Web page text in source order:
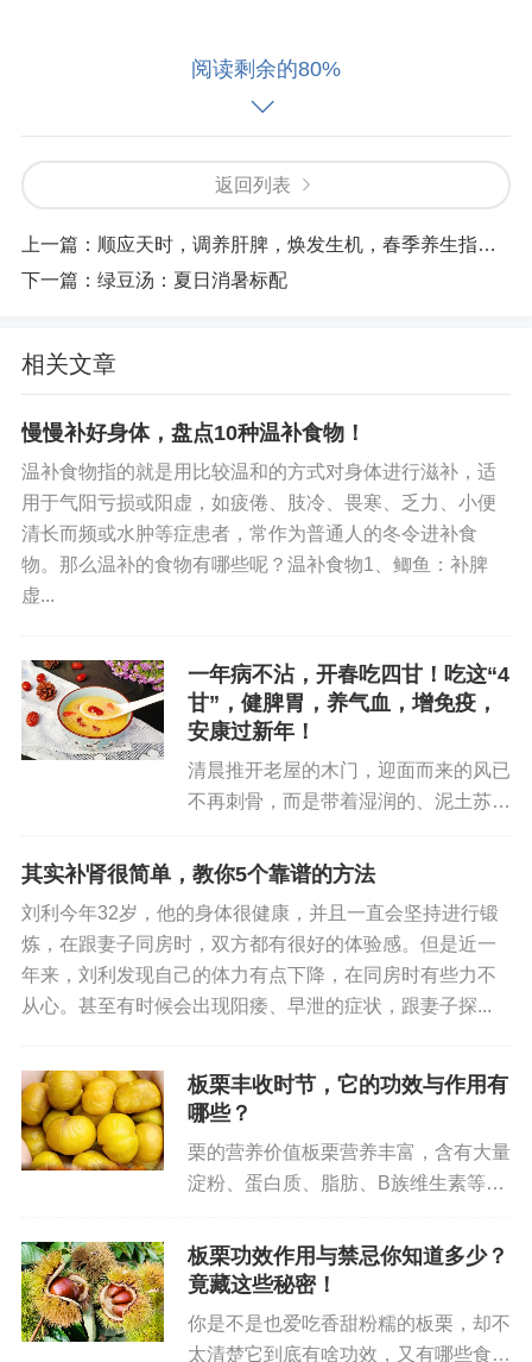
春季养生的核心在于顺应阳气生发。除早睡早起、
多到户外活动外，还可通过以下方法促进阳气生
发。
晨起后，可进行简单的拉伸运动，如双手向上伸
直，踮起脚尖，缓慢伸展身体，重复数次，帮助阳
图片
晒太阳也是升阳的好方法，选择在上午9至11点，背
对太阳，让阳光照射背部的督脉和膀胱经，每次15
至30分钟，能起到温煦阳气、驱散寒气的作用 。
梳头养生法，用木质梳子从前额向后脑勺梳理头
发，力度适中，每次梳理3至5分钟，可刺激头部穴
2
养肝为先
春季与肝相应，养肝是春季养生的关键。
在饮食上，可适当多食用一些绿色的蔬菜，如菠
菜、芹菜、韭菜等，这些蔬菜具有养肝、清肝热的
作用。此外，酸味入肝，适当食用一些酸性食物，
如山楂、乌梅等，可收敛肝气，但不宜过量，以免
使肝气过于收敛，影响阳气的生发。
图片
情志方面，保持心情愉悦，避免生气、焦虑等不良
情绪，因为情绪波动过大容易导致肝气郁结。
夜晚是肝脏排毒、修复的重要时段，良好的睡眠有
助于肝脏的养护。
阅读剩余的80%
返回列表
上一篇： 顺应天时，调养肝脾，焕发生机，春季养生指南！
下一篇： 绿豆汤：夏日消暑标配
相关文章
慢慢补好身体，盘点10种温补食物！
温补食物指的就是用比较温和的方式对身体进行滋补，适
用于气阳亏损或阳虚，如疲倦、肢冷、畏寒、乏力、小便
清长而频或水肿等症患者，常作为普通人的冬令进补食
物。那么温补的食物有哪些呢？温补食物1、鲫鱼：补脾
虚...
一年病不沾，开春吃四甘！吃这“4
甘”，健脾胃，养气血，增免疫，
安康过新年！
清晨推开老屋的木门，迎面而来的风已
不再刺骨，而是带着湿润的、泥土苏醒
了米粒大小的芽苞。母亲从厨房探出
了，该吃点‘甜’的了。”这里的“...
其实补肾很简单，教你5个靠谱的方法
刘利今年32岁，他的身体很健康，并且一直会坚持进行锻
炼，在跟妻子同房时，双方都有很好的体验感。但是近一
年来，刘利发现自己的体力有点下降，在同房时有些力不
从心。甚至有时候会出现阳痿、早泄的症状，跟妻子探...
板栗丰收时节，它的功效与作用有
哪些？
栗的营养价值板栗营养丰富，含有大量
淀粉、蛋白质、脂肪、B族维生素等多
100克板栗中含蛋白质4.2克，脂肪0.7
克，碳水化合物42.2克，能为人体提供
板栗功效作用与禁忌你知道多少？
竟藏这些秘密！
你是不是也爱吃香甜粉糯的板栗，却不
太清楚它到底有啥功效，又有哪些食用